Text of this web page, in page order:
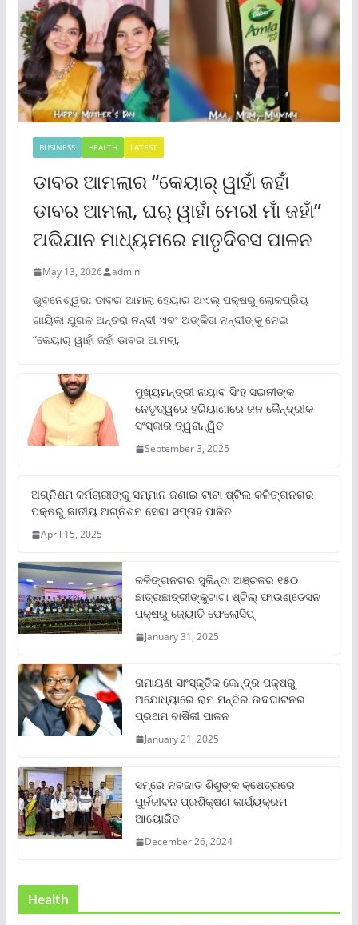
BUSINESS HEALTH LATEST
ଡାବର ଆମଲାର “କେୟାର୍ ୱାହାଁ ଜହାଁ
ଡାବର ଆମଲା, ଘର୍ ୱାହାଁ ମେରୀ ମାଁ ଜହାଁ”
ଅଭିଯାନ ମାଧ୍ୟମରେ ମାତୃଦିବସ ପାଳନ
May 13, 2026 admin
ଭୁବନେଶ୍ୱର: ଡାବର ଆମଲା ହେୟାର ଅଏଲ୍ ପକ୍ଷରୁ ଲୋକପ୍ରିୟ
ଗାୟିକା ଯୁଗଳ ଅନ୍ତରା ନନ୍ଦୀ ଏବଂ ଅଙ୍କିତା ନନ୍ଦୀଙ୍କୁ ନେଇ
“କେୟାର୍ ୱାହାଁ ଜହାଁ ଡାବର ଆମଲା,
ମୁଖ୍ୟମନ୍ତ୍ରୀ ନାୟାବ ସିଂହ ସଇନୀଙ୍କ
ନେତୃତ୍ୱରେ ହରିୟାଣାରେ ଜନ କୈନ୍ଦ୍ରୀକ
ସଂସ୍କାର ତ୍ୱରାନ୍ୱିତ
September 3, 2025
ଅଗ୍ନିଶମ କର୍ମଚାରୀଙ୍କୁ ସମ୍ମାନ ଜଣାଇ ଟାଟା ଷ୍ଟିଲ କଳିଙ୍ଗନଗର
ପକ୍ଷରୁ ଜାତୀୟ ଅଗ୍ନିଶମ ସେବା ସପ୍ତାହ ପାଳିତ
April 15, 2025
କଳିଙ୍ଗନଗର ସୁକିନ୍ଦା ଅଞ୍ଚଳର ୧୫୦
ଛାତ୍ରଛାତ୍ରୀଙ୍କୁଟାଟା ଷ୍ଟିଲ୍ ଫାଉଣ୍ଡେସନ
ପକ୍ଷରୁ ଜ୍ୟୋତି ଫେଲୋସିପ୍‌
January 31, 2025
ରାମାୟଣ ସାଂସ୍କୃତିକ କେନ୍ଦ୍ର ପକ୍ଷରୁ
ଅଯୋଧ୍ୟାରେ ରାମ ମନ୍ଦିର ଉଦଘାଟନର
ପ୍ରଥମ ବାର୍ଷିକୀ ପାଳନ
January 21, 2025
ସମ୍‌ରେ ନବଜାତ ଶିଶୁଙ୍କ କ୍ଷେତ୍ରରେ
ପୁର୍ନଜୀବନ ପ୍ରଶିକ୍ଷଣ କାର୍ଯ୍ୟକ୍ରମ
ଆୟୋଜିତ
December 26, 2024
Health